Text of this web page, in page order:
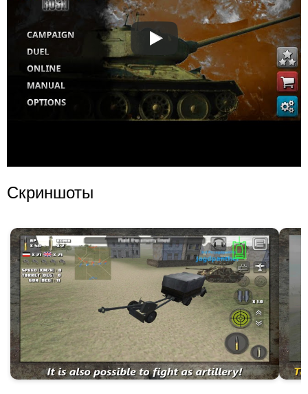
Скриншоты